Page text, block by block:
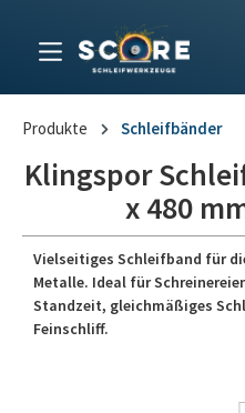
Produkte Schleifbänder
Klingspor
x 480
Vielseitiges Schleifband für
Metalle. Ideal für
Standzeit, gleichmäßiges
Feinschliff.